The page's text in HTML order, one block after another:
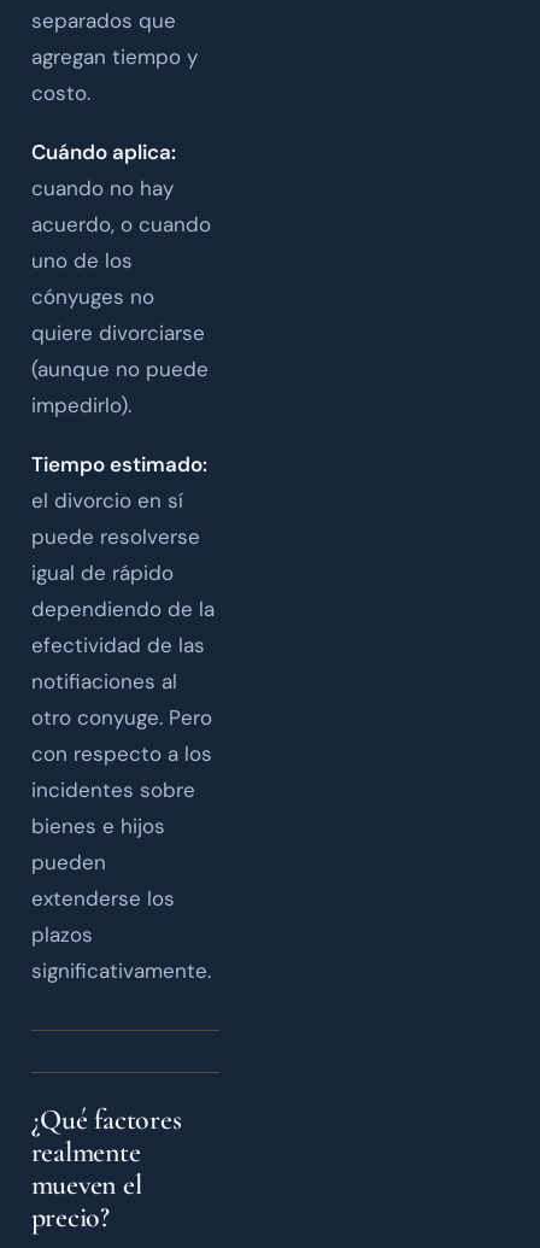
separados que
agregan tiempo y
costo.
Cuándo aplica:
cuando no hay
acuerdo, o cuando
uno de los
cónyuges no
quiere divorciarse
(aunque no puede
impedirlo).
Tiempo estimado:
el divorcio en sí
puede resolverse
igual de rápido
dependiendo de la
efectividad de las
notifiaciones al
otro conyuge. Pero
con respecto a los
incidentes sobre
bienes e hijos
pueden
extenderse los
plazos
significativamente.
¿Qué factores
realmente
mueven el
precio?